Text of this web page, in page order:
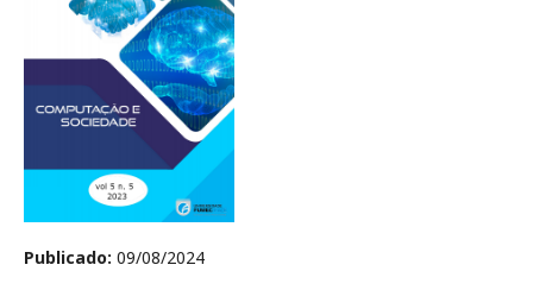
Publicado: 09/08/2024